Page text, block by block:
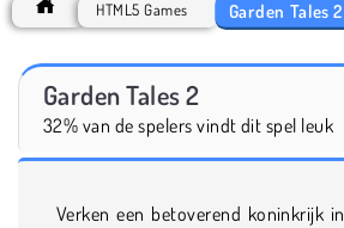
HTML5 Games Garden Tales 2
Garden Tales 2
32% van de spelers vindt dit spel leuk
Verken een betoverend koninkrijk in